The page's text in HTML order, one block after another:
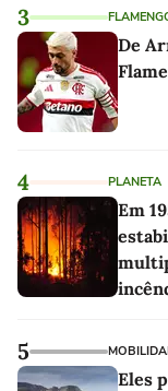
3
De
4 PLANETA
Em
5
Eles